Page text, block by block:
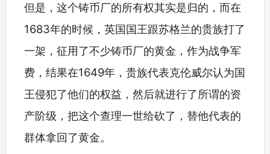
但是，这个铸币厂的所有权其实是归的，而在
1683年的时候，英国国王跟苏格兰的贵族打了
一架，征用了不少铸币厂的黄金，作为战争军
费，结果在1649年，贵族代表克伦威尔认为国
王侵犯了他们的权益，然后就进行了所谓的资
产阶级，把这个查理一世给砍了，替他代表的
群体拿回了黄金。